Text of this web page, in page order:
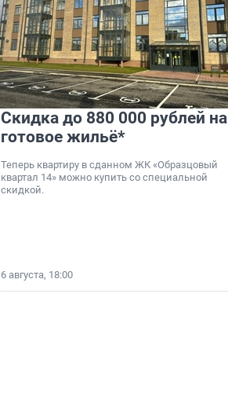
Скидка до 880 000 рублей на
готовое жильё*
Теперь квартиру в сданном ЖК «Образцовый
квартал 14» можно купить со специальной
скидкой.
6 августа, 18:00